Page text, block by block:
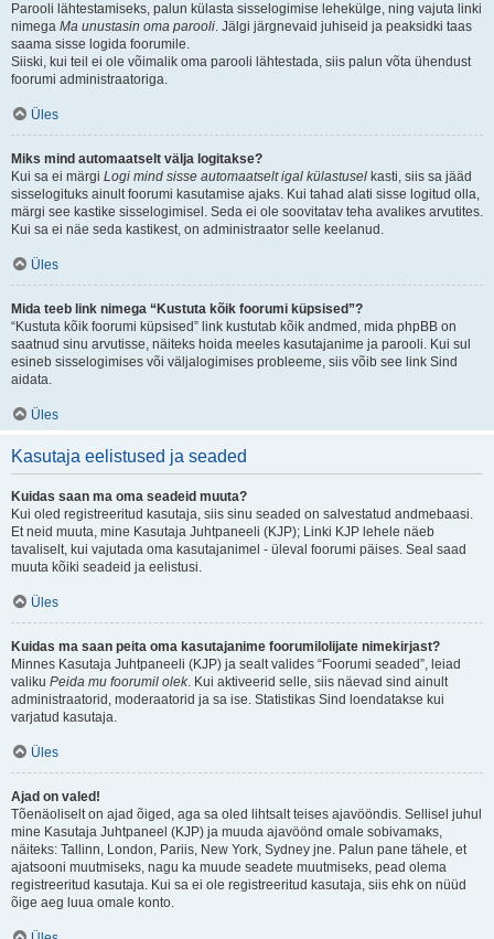
Parooli lähtestamiseks, palun külasta sisselogimise lehekülge, ning vajuta linki
nimega Ma unustasin oma parooli. Jälgi järgnevaid juhiseid ja peaksidki taas
saama sisse logida foorumile.
Siiski, kui teil ei ole võimalik oma parooli lähtestada, siis palun võta ühendust
foorumi administraatoriga.
Üles
Miks mind automaatselt välja logitakse?
Kui sa ei märgi Logi mind sisse automaatselt igal külastusel kasti, siis sa jääd
sisselogituks ainult foorumi kasutamise ajaks. Kui tahad alati sisse logitud olla,
märgi see kastike sisselogimisel. Seda ei ole soovitatav teha avalikes arvutites.
Kui sa ei näe seda kastikest, on administraator selle keelanud.
Üles
Mida teeb link nimega “Kustuta kõik foorumi küpsised”?
“Kustuta kõik foorumi küpsised” link kustutab kõik andmed, mida phpBB on
saatnud sinu arvutisse, näiteks hoida meeles kasutajanime ja parooli. Kui sul
esineb sisselogimises või väljalogimises probleeme, siis võib see link Sind
aidata.
Üles
Kasutaja eelistused ja seaded
Kuidas saan ma oma seadeid muuta?
Kui oled registreeritud kasutaja, siis sinu seaded on salvestatud andmebaasi.
Et neid muuta, mine Kasutaja Juhtpaneeli (KJP); Linki KJP lehele näeb
tavaliselt, kui vajutada oma kasutajanimel - üleval foorumi päises. Seal saad
muuta kõiki seadeid ja eelistusi.
Üles
Kuidas ma saan peita oma kasutajanime foorumilolijate nimekirjast?
Minnes Kasutaja Juhtpaneeli (KJP) ja sealt valides “Foorumi seaded”, leiad
valiku Peida mu foorumil olek. Kui aktiveerid selle, siis näevad sind ainult
administraatorid, moderaatorid ja sa ise. Statistikas Sind loendatakse kui
varjatud kasutaja.
Üles
Ajad on valed!
Tõenäoliselt on ajad õiged, aga sa oled lihtsalt teises ajavööndis. Sellisel juhul
mine Kasutaja Juhtpaneel (KJP) ja muuda ajavöönd omale sobivamaks,
näiteks: Tallinn, London, Pariis, New York, Sydney jne. Palun pane tähele, et
ajatsooni muutmiseks, nagu ka muude seadete muutmiseks, pead olema
registreeritud kasutaja. Kui sa ei ole registreeritud kasutaja, siis ehk on nüüd
õige aeg luua omale konto.